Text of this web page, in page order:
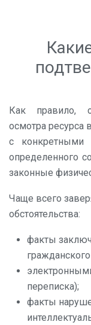
Как правило,
осмотра ресурса
с конкретными
определенного
законные
Чаще всего
обстоятельства:
факты
переписка);
факты